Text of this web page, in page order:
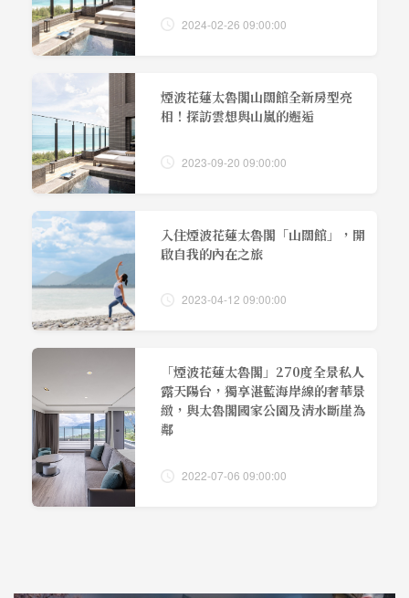
2024-02-26 09:00:00
煙波花蓮太魯閣山闊館全新房型亮
相！探訪雲想與山嵐的邂逅
2023-09-20 09:00:00
入住煙波花蓮太魯閣「山闊館」，開
啟自我的內在之旅
2023-04-12 09:00:00
「煙波花蓮太魯閣」270度全景私人
露天陽台，獨享湛藍海岸線的奢華景
緻，與太魯閣國家公園及清水斷崖為
鄰
2022-07-06 09:00:00